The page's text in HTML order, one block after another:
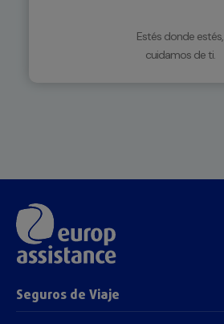
Estés donde estés,
cuidamos de ti.
Seguros de Viaje